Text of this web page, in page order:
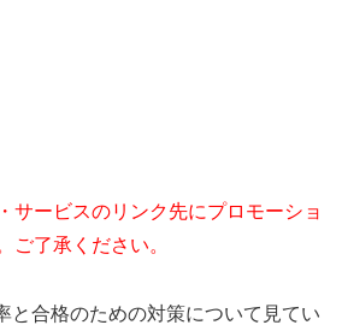
サービスのリンク先にプロモーショ
ご了承ください。
と合格のための対策について見てい